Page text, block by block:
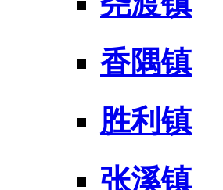
香隅镇
胜利镇
张溪镇